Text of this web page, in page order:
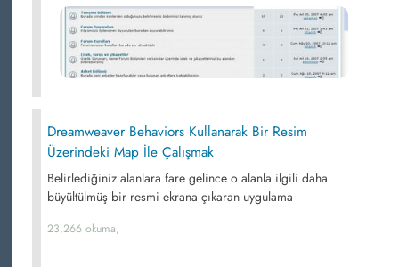
Dreamweaver Behaviors Kullanarak Bir Resim
Üzerindeki Map İle Çalışmak
Belirlediğiniz alanlara fare gelince o alanla ilgili daha
büyültülmüş bir resmi ekrana çıkaran uygulama
23,266 okuma,